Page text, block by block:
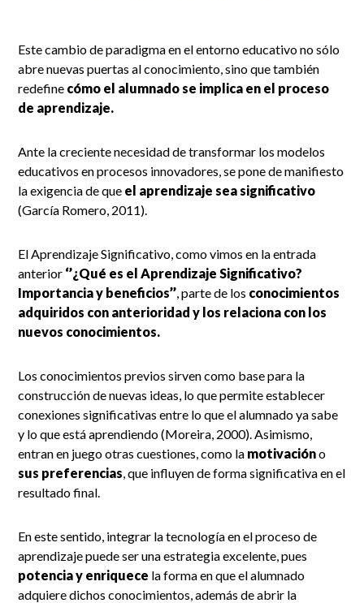
Este cambio de paradigma en el entorno educativo no sólo
abre nuevas puertas al conocimiento, sino que también
redefine cómo el alumnado se implica en el proceso
de aprendizaje.
Ante la creciente necesidad de transformar los modelos
educativos en procesos innovadores, se pone de manifiesto
la exigencia de que el aprendizaje sea significativo
(García Romero, 2011).
El Aprendizaje Significativo, como vimos en la entrada
anterior ‘’¿Qué es el Aprendizaje Significativo?
Importancia y beneficios’’, parte de los conocimientos
adquiridos con anterioridad y los relaciona con los
nuevos conocimientos.
Los conocimientos previos sirven como base para la
construcción de nuevas ideas, lo que permite establecer
conexiones significativas entre lo que el alumnado ya sabe
y lo que está aprendiendo(Moreira, 2000). Asimismo,
entran en juego otras cuestiones, como la motivacióno
sus preferencias, que influyen de forma significativa en el
resultado final.
En este sentido, integrar la tecnología en el proceso de
aprendizaje puede ser una estrategia excelente, pues
potencia y enriquece la forma en que el alumnado
adquiere dichos conocimientos, además de abrir la